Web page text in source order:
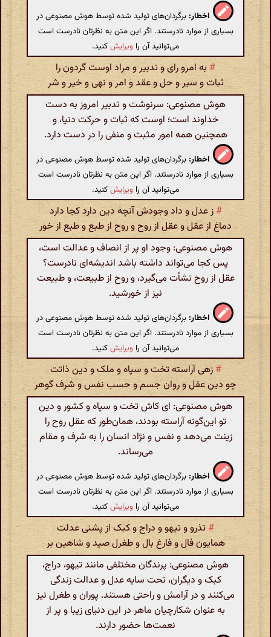
اخطار: برگردان‌های تولید شده توسط هوش مصنوعی در
بسیاری از موارد نادرستند. اگر این متن به نظرتان نادرست است
می‌توانید آن را ویرایشکنید.
# به امرو رای و تدبیر و مراد اوست گردون را
ثبات و سیر و حل و عقد و امر و نهی و خیر و شر
هوش مصنوعی: سرنوشت و تدبیر امروز به دست
خداوند است؛ اوست که ثبات و حرکت دنیا، و
همچنین همه امور مثبت و منفی را در دست دارد.
اخطار: برگردان‌های تولید شده توسط هوش مصنوعی در
بسیاری از موارد نادرستند. اگر این متن به نظرتان نادرست است
می‌توانید آن را ویرایشکنید.
# ز عدل و داد وجودش آنچه دین دارد کجا دارد
دماغ از عقل و عقل از روح و روح از طبع و طبع از خور
هوش مصنوعی: وجود او پر از انصاف و عدالت است،
پس کجا می‌تواند داشته باشد اندیشه‌ای نادرست؟
عقل از روح نشأت می‌گیرد، و روح از طبیعت، و طبیعت
نیز از خورشید.
اخطار: برگردان‌های تولید شده توسط هوش مصنوعی در
بسیاری از موارد نادرستند. اگر این متن به نظرتان نادرست است
می‌توانید آن را ویرایشکنید.
# زهی آراسته تخت و سپاه و ملک و دین ذاتت
چو دین عقل و روان جسم و حسب نفس و شرف گوهر
هوش مصنوعی: ای کاش تخت و سپاه و کشور و دین
تو این‌گونه آراسته بودند، همان‌طور که عقل روح را
زینت می‌دهد و نفس و نژاد انسان را به شرف و مقام
می‌رساند.
اخطار: برگردان‌های تولید شده توسط هوش مصنوعی در
بسیاری از موارد نادرستند. اگر این متن به نظرتان نادرست است
می‌توانید آن را ویرایشکنید.
#تذرو و تیهو و دراج و کبک از پشتی عدلت
همایون فال و فارغ بال و طغرل صید و شاهین بر
هوش مصنوعی: پرندگان مختلفی مانند تیهو، دراج،
کبک و دیگران، تحت سایه عدل و عدالت زندگی
می‌کنند و در آرامش و راحتی هستند. پوران و طغرل نیز
به عنوان شکارچیان ماهر در این دنیای زیبا و پر از
نعمت‌ها حضور دارند.